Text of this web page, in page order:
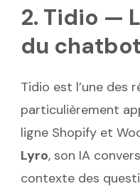
2. Tidio —
du
Tidio est l’une des
particulièrement
ligne Shopify et
Lyro, son IA
contexte des